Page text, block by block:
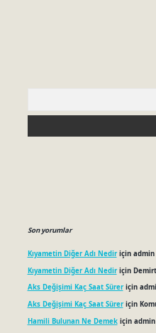
Son yorumlar
Kıyametin Diğer Adı Nediriçin admin
Kıyametin Diğer Adı Nediriçin
Aks Değişimi Kaç Saat Süreriçin
Aks Değişimi Kaç Saat Süreriçin
Hamili Bulunan Ne Demekiçin admin